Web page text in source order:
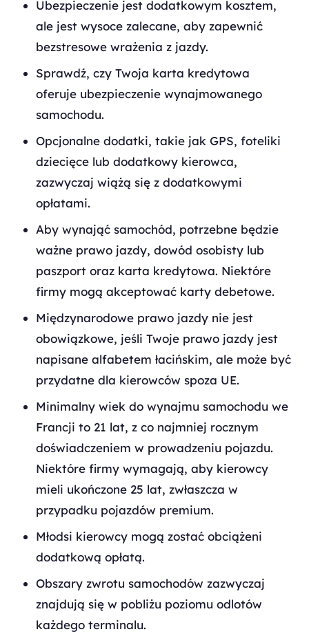
Ubezpieczenie jest dodatkowym kosztem,
ale jest wysoce zalecane, aby zapewnić
bezstresowe wrażenia z jazdy.
Sprawdź, czy Twoja karta kredytowa
oferuje ubezpieczenie wynajmowanego
samochodu.
Opcjonalne dodatki, takie jak GPS, foteliki
dziecięce lub dodatkowy kierowca,
zazwyczaj wiążą się z dodatkowymi
opłatami.
Aby wynająć samochód, potrzebne będzie
ważne prawo jazdy, dowód osobisty lub
paszport oraz karta kredytowa. Niektóre
firmy mogą akceptować karty debetowe.
Międzynarodowe prawo jazdy nie jest
obowiązkowe, jeśli Twoje prawo jazdy jest
napisane alfabetem łacińskim, ale może być
przydatne dla kierowców spoza UE.
Minimalny wiek do wynajmu samochodu we
Francji to 21 lat, z co najmniej rocznym
doświadczeniem w prowadzeniu pojazdu.
Niektóre firmy wymagają, aby kierowcy
mieli ukończone 25 lat, zwłaszcza w
przypadku pojazdów premium.
Młodsi kierowcy mogą zostać obciążeni
dodatkową opłatą.
Obszary zwrotu samochodów zazwyczaj
znajdują się w pobliżu poziomu odlotów
każdego terminalu.